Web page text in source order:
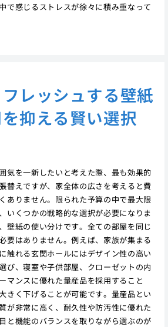
で感じるストレスが徐々に積み重なって
レッシュする壁紙
抑える賢い選択
気を一新したいと考えた際、最も効果的
替えですが、家全体の広さを考えると費
ありません。限られた予算の中で最大限
いくつかの戦略的な選択が必要になりま
壁紙の使い分けです。全ての部屋を同じ
要はありません。例えば、家族が集まる
触れる玄関ホールにはデザイン性の高い
び、寝室や子供部屋、クローゼットの内
マンスに優れた量産品を採用すること
きく下げることが可能です。量産品とい
が非常に高く、耐久性や防汚性に優れた
と機能のバランスを取りながら選ぶのが